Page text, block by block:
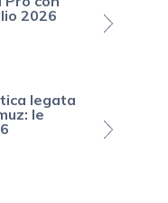
2026
legata
le